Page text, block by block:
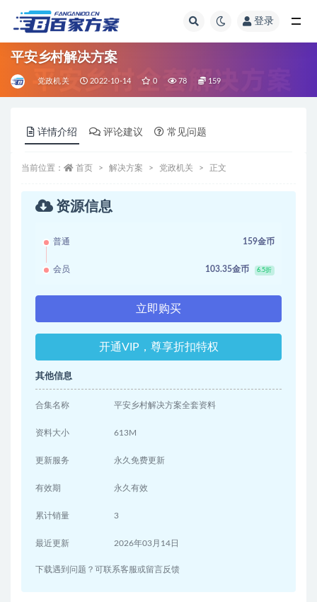
登录
平安乡村解决方案
党政机关 2022-10-14 0 78 159
详情介绍 评论建议 常见问题
当前位置： 首页 解决方案 党政机关 正文
资源信息
普通 159金币
会员 103.35金币 6.5折
立即购买
开通VIP，尊享折扣特权
其他信息
合集名称 平安乡村解决方案全套资料
资料大小 613M
更新服务 永久免费更新
有效期 永久有效
累计销量 3
最近更新 2026年03月14日
下载遇到问题？可联系客服或留言反馈